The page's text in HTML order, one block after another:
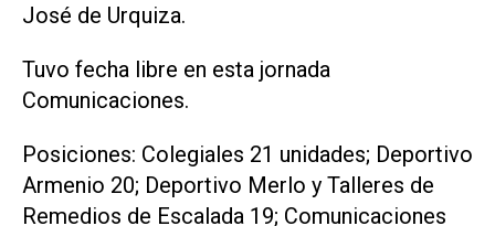
José de Urquiza.
Tuvo fecha libre en esta jornada
Comunicaciones.
Posiciones: Colegiales 21 unidades; Deportivo
Armenio 20; Deportivo Merlo y Talleres de
Remedios de Escalada 19; Comunicaciones